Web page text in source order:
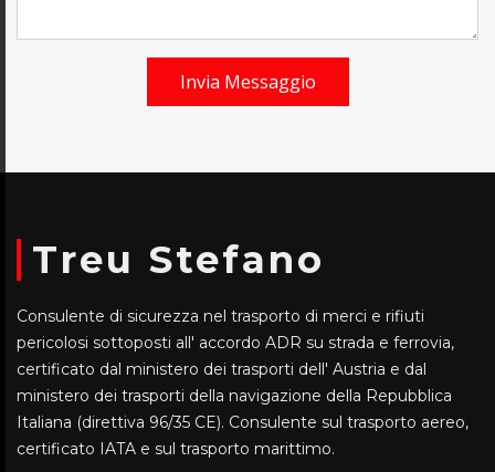
Invia Messaggio
Treu Stefano
Consulente di sicurezza nel trasporto di merci e rifiuti
pericolosi sottoposti all' accordo ADR su strada e ferrovia,
certificato dal ministero dei trasporti dell' Austria e dal
ministero dei trasporti della navigazione della Repubblica
Italiana (direttiva 96/35 CE). Consulente sul trasporto aereo,
certificato IATA e sul trasporto marittimo.